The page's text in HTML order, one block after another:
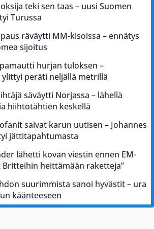
teki sen taas – uusi Suomen
Turussa
räväytti MM-kisoissa – ennätys
sijoitus
hurjan tuloksen –
peräti neljällä metrillä
säväytti Norjassa – lähellä
hiihtotähtien keskellä
saivat karun uutisen – Johannes
jättitapahtumasta
lähetti kovan viestin ennen EM-
Britteihin heittämään raketteja”
suurimmista sanoi hyvästit – ura
käänteeseen